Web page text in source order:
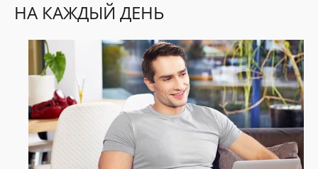
ДЕТИ
КОЛЕКЦИИ
АКЦИИ
ПОЛЕЗНОЕ
НА КАЖДЫЙ ДЕНЬ